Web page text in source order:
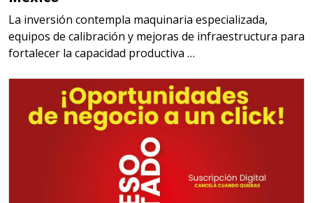
La inversión contempla maquinaria especializada,
equipos de calibración y mejoras de infraestructura para
fortalecer la capacidad productiva …